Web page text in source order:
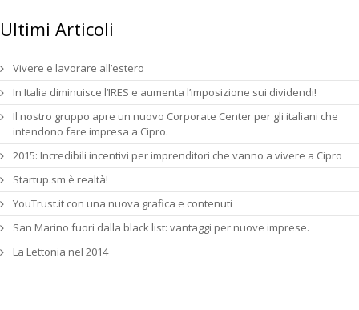
Ultimi Articoli
Vivere e lavorare all’estero
In Italia diminuisce l’IRES e aumenta l’imposizione sui dividendi!
Il nostro gruppo apre un nuovo Corporate Center per gli italiani che
intendono fare impresa a Cipro.
2015: Incredibili incentivi per imprenditori che vanno a vivere a Cipro
Startup.sm è realtà!
YouTrust.it con una nuova grafica e contenuti
San Marino fuori dalla black list: vantaggi per nuove imprese.
La Lettonia nel 2014